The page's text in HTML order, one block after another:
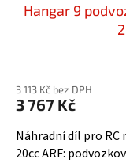
Hangar 9
3 113 Kč bez DPH
3 767 Kč
Náhradní díl pro RC
20cc ARF: